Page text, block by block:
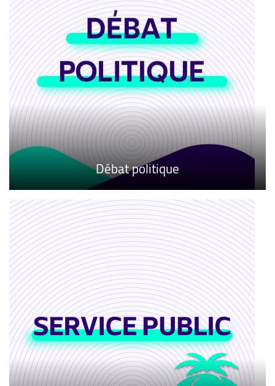
Débat politique